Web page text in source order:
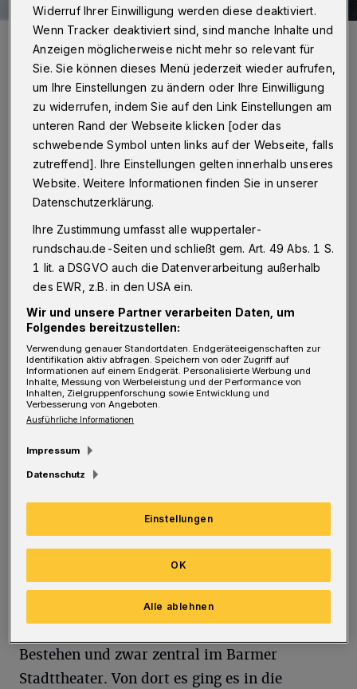
Ulrike Schrader: „Ich sehe auch heute wieder verstärkt
antisemitisches Verhalten.“
Foto: Eduard Urssu
R undschau-Redaktionsleiter Hendrik
Walder sprach darüber mit der Leiterin
Rundschau: Wie hat man sich die Ereignisse damals
im November 1938 in Wuppertal vorzustellen?
Info
Die Veranstaltung in der Friedhofskirche
an der Hochstraße am Sonntag (11.
Konzertchor der Volksbühne ist zugleich
die offizielle Gedenkveranstaltung der
Das ganze Veranstaltungsprogramm findet
www.alte-synagoge-
wuppertal.de
Wie überall im ganzen Land feierte
Bestehen und zwar zentral im Barmer
Stadttheater. Von dort es ging es in die
Widerruf Ihrer Einwilligung werden diese deaktiviert.
Wenn Tracker deaktiviert sind, sind manche Inhalte und
Anzeigen möglicherweise nicht mehr so relevant für
Sie. Sie können dieses Menü jederzeit wieder aufrufen,
um Ihre Einstellungen zu ändern oder Ihre Einwilligung
zu widerrufen, indem Sie auf den Link Einstellungen am
unteren Rand der Webseite klicken [oder das
schwebende Symbol unten links auf der Webseite, falls
zutreffend]. Ihre Einstellungen gelten innerhalb unseres
Website. Weitere Informationen finden Sie in unserer
Datenschutzerklärung.
Ihre Zustimmung umfasst alle wuppertaler-
rundschau.de-Seiten und schließt gem. Art. 49 Abs. 1 S.
1 lit. a DSGVO auch die Datenverarbeitung außerhalb
des EWR, z.B. in den USA ein.
Wir und unsere Partner verarbeiten Daten, um
Folgendes bereitzustellen:
Verwendung genauer Standortdaten. Endgeräteeigenschaften zur
Identifikation aktiv abfragen. Speichern von oder Zugriff auf
Informationen auf einem Endgerät. Personalisierte Werbung und
Inhalte, Messung von Werbeleistung und der Performance von
Inhalten, Zielgruppenforschung sowie Entwicklung und
Verbesserung von Angeboten.
Ausführliche Informationen
Impressum
Datenschutz
Einstellungen
Alle ablehnen
OK